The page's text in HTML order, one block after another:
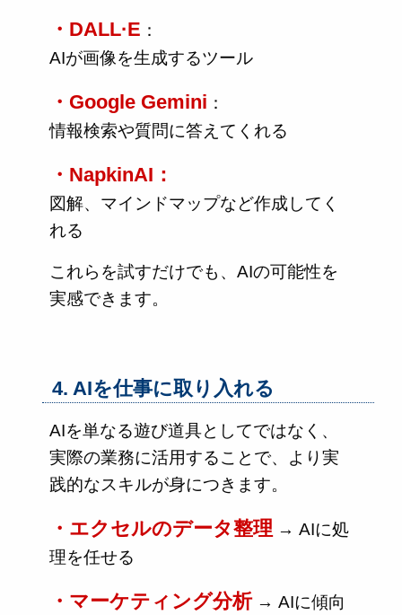
・DALL·E ：
AIが画像を生成するツール
・Google Gemini ：
情報検索や質問に答えてくれる
・NapkinAI：
図解、マインドマップなど作成してく
れる
これらを試すだけでも、AIの可能性を
実感できます。
4. AIを仕事に取り入れる
AIを単なる遊び道具としてではなく、
実際の業務に活用することで、より実
践的なスキルが身につきます。
・エクセルのデータ整理 → AIに処
理を任せる
・マーケティング分析→ AIに傾向